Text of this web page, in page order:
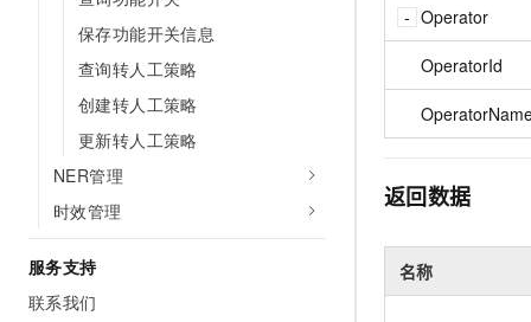
保存功能开关信息
查询转人工策略
创建转人工策略
更新转人工策略
NER管理
时效管理
服务支持
联系我们
Operator
OperatorId
返回数据
名称
大模型解决方案
快速部署 Dify，高效搭
10 分钟在聊天系统中
终端用户计算
Serverless
开发工具
迁移与运维管理
专有云